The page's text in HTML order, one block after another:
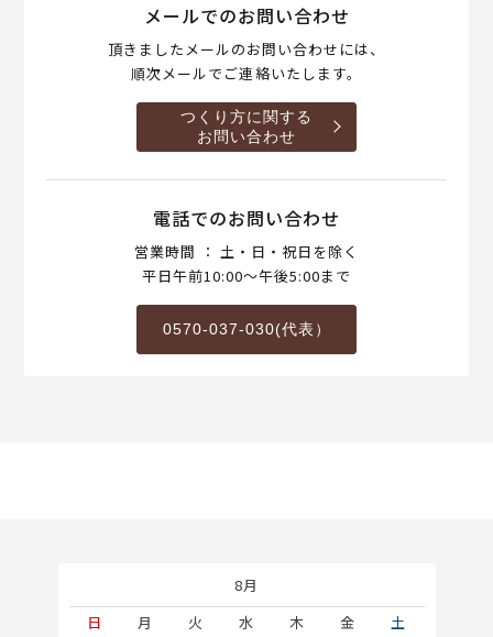
メールでのお問い合わせ
頂きましたメールのお問い合わせには、
順次メールでご連絡いたします。
つくり方に関する
お問い合わせ
電話でのお問い合わせ
営業時間 ： 土・日・祝日を除く
平日午前10:00～午後5:00まで
0570-037-030(代表）
8月
日
月 火 水 木 金
土